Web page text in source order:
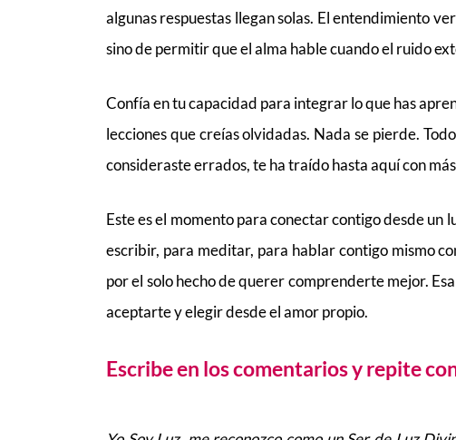
algunas respuestas llegan solas. El entendimiento
sino de permitir que el alma hable cuando el ruido
Confía en tu capacidad para integrar lo que has
lecciones que creías olvidadas. Nada se pierde.
consideraste errados, te ha traído hasta aquí con
Este es el momento para conectar contigo desde un
escribir, para meditar, para hablar contigo mismo
por el solo hecho de querer comprenderte mejor.
aceptarte y elegir desde el amor propio.
Escribe en los comentarios y repite